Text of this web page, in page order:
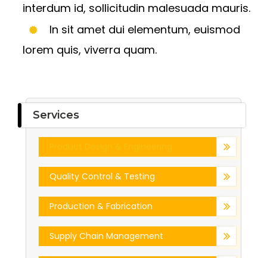
interdum id, sollicitudin malesuada mauris.
In sit amet dui elementum, euismod
lorem quis, viverra quam.
Services
Quality Control & Testing
Production & Fabrication
Supply Chain Management